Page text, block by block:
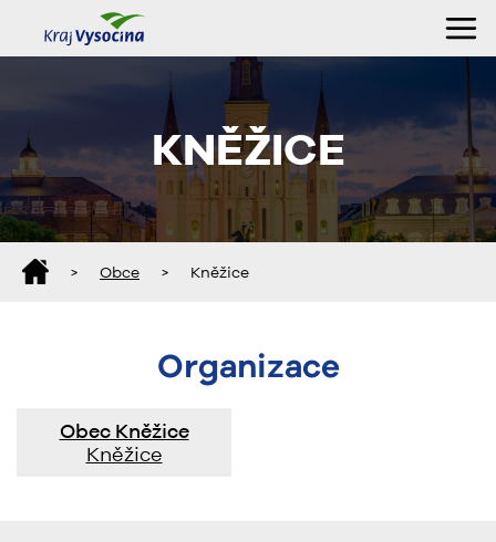
KNĚŽICE
> Obce > Kněžice
Organizace
Obec Kněžice
Kněžice